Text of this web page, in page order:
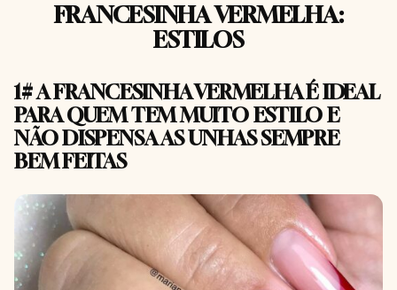
FRANCESINHA VERMELHA:
ESTILOS
1# A FRANCESINHA VERMELHA É IDEAL
PARA QUEM TEM MUITO ESTILO E
NÃO DISPENSA AS UNHAS SEMPRE
BEM FEITAS